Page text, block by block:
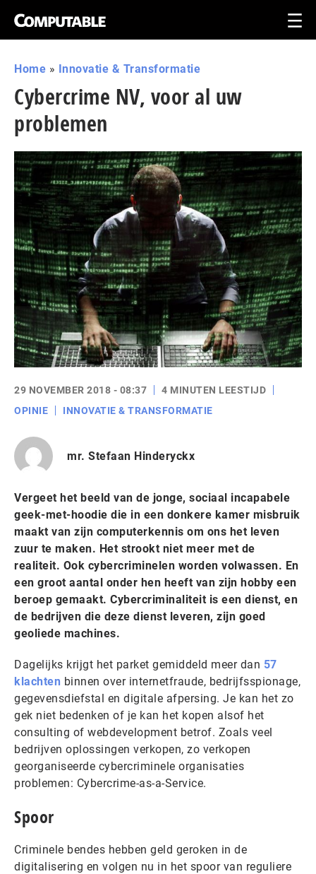
Home » Innovatie & Transformatie
Cybercrime NV, voor al uw
problemen
29 NOVEMBER 2018 - 08:37
4 MINUTEN LEESTIJD
OPINIE
INNOVATIE & TRANSFORMATIE
mr. Stefaan Hinderyckx
Vergeet het beeld van de jonge, sociaal incapabele
geek-met-hoodie die in een donkere kamer misbruik
maakt van zijn computerkennis om ons het leven
zuur te maken. Het strookt niet meer met de
realiteit. Ook cybercriminelen worden volwassen. En
een groot aantal onder hen heeft van zijn hobby een
beroep gemaakt. Cybercriminaliteit is een dienst, en
de bedrijven die deze dienst leveren, zijn goed
geoliede machines.
Dagelijks krijgt het parket gemiddeld meer dan 57
klachten binnen over internetfraude, bedrijfsspionage,
gegevensdiefstal en digitale afpersing. Je kan het zo
gek niet bedenken of je kan het kopen alsof het
consulting of webdevelopment betrof. Zoals veel
bedrijven oplossingen verkopen, zo verkopen
georganiseerde cybercriminele organisaties
problemen: Cybercrime-as-a-Service.
Spoor
Criminele bendes hebben geld geroken in de
digitalisering en volgen nu in het spoor van reguliere